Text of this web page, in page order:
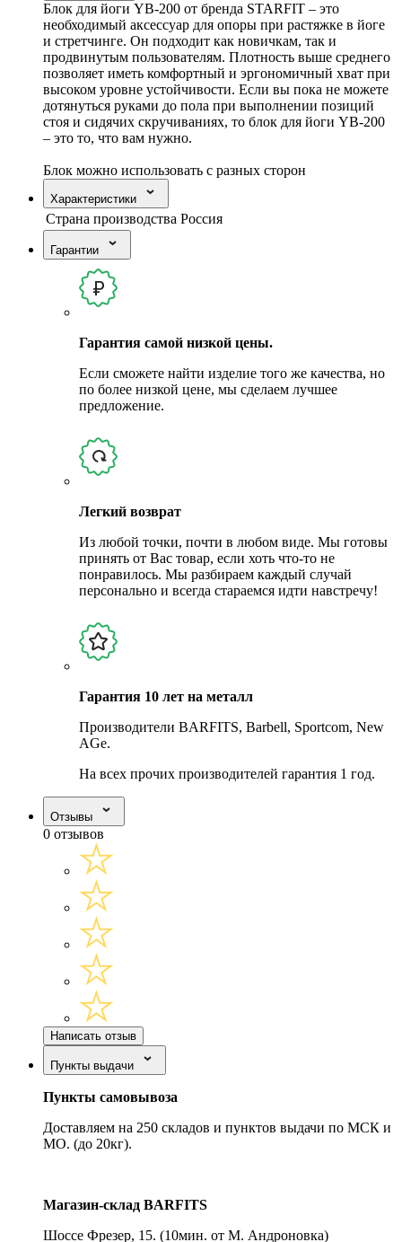
Блок для йоги YB-200 от бренда STARFIT – это
необходимый аксессуар для опоры при растяжке в йоге
и стретчинге. Он подходит как новичкам, так и
продвинутым пользователям. Плотность выше среднего
позволяет иметь комфортный и эргономичный хват при
высоком уровне устойчивости. Если вы пока не можете
дотянуться руками до пола при выполнении позиций
стоя и сидячих скручиваниях, то блок для йоги YB-200
– это то, что вам нужно.
Блок можно использовать с разных сторон
Характеристики
Страна производства Россия
Гарантии
Гарантия самой низкой цены.
Если сможете найти изделие того же качества, но
по более низкой цене, мы сделаем лучшее
предложение.
Легкий возврат
Из любой точки, почти в любом виде. Мы готовы
принять от Вас товар, если хоть что-то не
понравилось. Мы разбираем каждый случай
персонально и всегда стараемся идти навстречу!
Гарантия 10 лет на металл
Производители BARFITS, Barbell, Sportcom, New
AGe.
На всех прочих производителей гарантия 1 год.
Отзывы
0 отзывов
Написать отзыв
Пункты выдачи
Пункты самовывоза
Доставляем на 250 складов и пунктов выдачи по МСК и
МО. (до 20кг).
Магазин-склад BARFITS
Шоссе Фрезер, 15. (10мин. от М. Андроновка)